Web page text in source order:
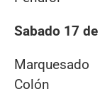
Sabado 17
Colón vs